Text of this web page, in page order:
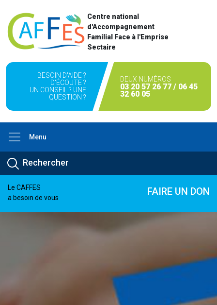
Centre national
d'Accompagnement
Familial Face à l'Emprise
Sectaire
BESOIN D'AIDE ?
D'ÉCOUTE ?
UN CONSEIL ? UNE
QUESTION ?
DEUX NUMÉROS
03 20 57 26 77 / 06 45
32 60 05
Menu
Le CAFFES
a besoin de vous
FAIRE UN DON